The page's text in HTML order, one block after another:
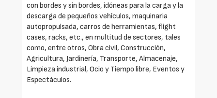
con bordes y sin bordes, idóneas para la carga y la
descarga de pequeños vehículos, maquinaria
autopropulsada, carros de herramientas, flight
cases, racks, etc., en multitud de sectores, tales
como, entre otros, Obra civil, Construcción,
Agricultura, Jardinería, Transporte, Almacenaje,
Limpieza industrial, Ocio y Tiempo libre, Eventos y
Espectáculos.